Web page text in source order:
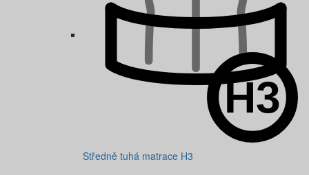
Středně tuhá matrace H3